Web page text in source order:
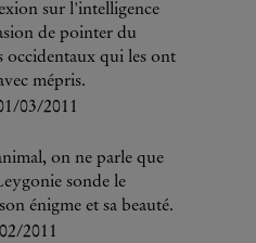
sur l'intelligence
de pointer du
occidentaux qui les ont
mépris.
03/2011
on ne parle que
sonde le
énigme et sa beauté.
2011